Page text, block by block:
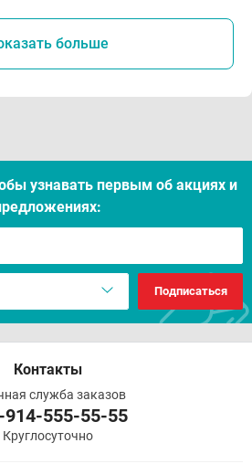
больше
узнавать первым об акцияx и
Подписаться
Контакты
служба заказов
914-555-55-55
Круглосуточно